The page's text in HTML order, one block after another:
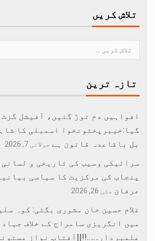
تلاش کریں
تازہ ترین
افواہیں دم توڑ گئیں، آفیشل گزٹ
گیا:خیبرپختونخوا اسمبلی کا
بل باقاعدہ قانون ہے جولائی 7, 2026
سرائیکی وسیب کی تاریخی و لسانی
پنجاب کی مرکزیت کا سیاسی
عرفان مئی 26, 2026
غلام حسین خان مشوری بگٹی: کوہ
میں انگریزی سامراج کے خلاف جہاد
علمبردار…….!!||آفتاب نواز